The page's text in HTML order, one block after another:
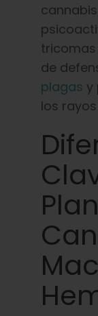
de
plagas y
los rayos